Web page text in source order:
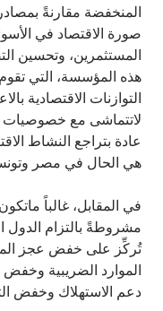
المنخفضة مقارنةً
صورة الاقتصاد في
المستثمرين، وتحسين
هذه المؤسسة، التي
التوازنات الاقتصادية
لاتتماشى مع خصوصيات
عادة بتراجع النشاط
هي الحال في مصر
في المقابل، غالباً
مشروطةً بالتزام الدول
تُركِّز على خفض عجز
الموارد الضريبية
دعم الاستهلاك وخفض